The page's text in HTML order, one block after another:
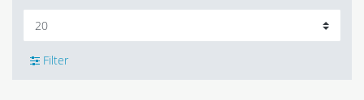
Filter